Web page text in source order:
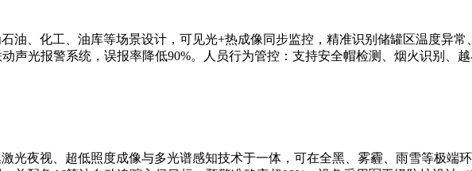
、化工、油库等场景设计，可见光+热成像同步监控，精准识别储罐区温度异常
声光报警系统，误报率降低90%。人员行为管控：支持安全帽检测、烟火识别、越
光夜视、超低照度成像与多光谱感知技术于一体，可在全黑、雾霾、雨雪等极端